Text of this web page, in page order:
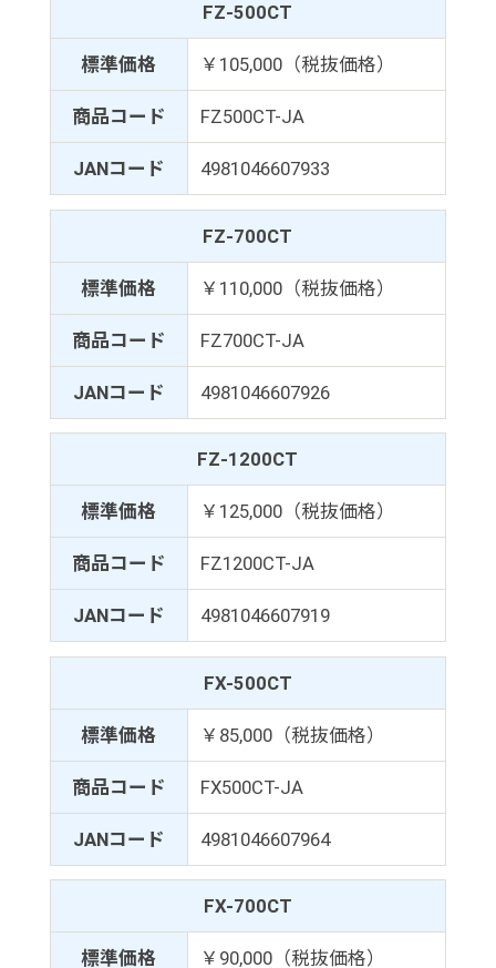
FZ-500CT
標準価格 ￥105,000（税抜価格）
商品コード FZ500CT-JA
JANコード 4981046607933
FZ-700CT
標準価格 ￥110,000（税抜価格）
商品コード FZ700CT-JA
JANコード 4981046607926
FZ-1200CT
標準価格 ￥125,000（税抜価格）
商品コード FZ1200CT-JA
JANコード 4981046607919
FX-500CT
標準価格 ￥85,000（税抜価格）
商品コード FX500CT-JA
JANコード 4981046607964
FX-700CT
標準価格 ￥90,000（税抜価格）